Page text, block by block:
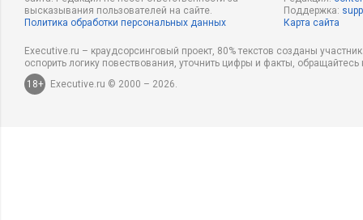
высказывания пользователей на сайте.
Политика обработки персональных данных
Поддержка:
Карта сайта
Executive.ru – краудсорсинговый проект, 80% текстов созданы
оспорить логику повествования, уточнить цифры и факты,
18+
Executive.ru © 2000 – 2026.